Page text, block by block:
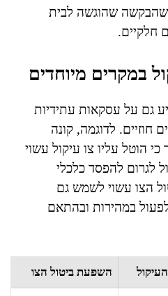
שהבקשה שהוגשה לבית
חלקיים.
במקרים מיוחדים
גם על עסקאות עתידיות
חוזיים. לדוגמה, קונה
הוטל עליו צו עיקול עשוי
להפסד כלכלי
הצו עשוי לשמש גם
לפעול במהירות ובהתאם
השפעת ביטול הצו